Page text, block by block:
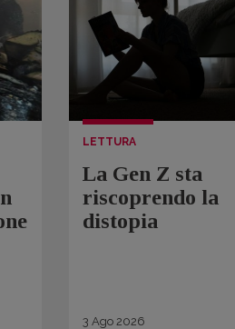
LETTURA
La Gen Z sta
riscoprendo la
distopia
3 Ago 2026